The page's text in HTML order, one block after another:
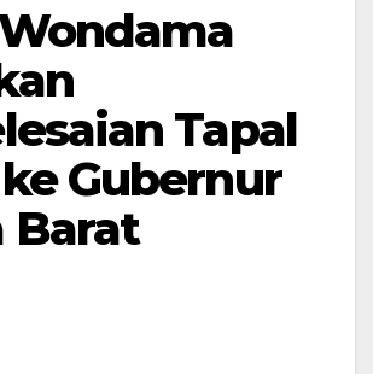
Tapal
Gubernur
Barat